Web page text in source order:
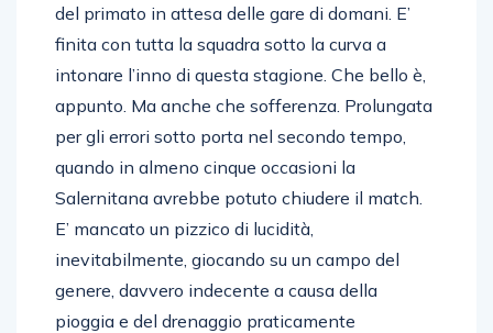
del primato in attesa delle gare di domani. E’
finita con tutta la squadra sotto la curva a
intonare l’inno di questa stagione. Che bello è,
appunto. Ma anche che sofferenza. Prolungata
per gli errori sotto porta nel secondo tempo,
quando in almeno cinque occasioni la
Salernitana avrebbe potuto chiudere il match.
E’ mancato un pizzico di lucidità,
inevitabilmente, giocando su un campo del
genere, davvero indecente a causa della
pioggia e del drenaggio praticamente